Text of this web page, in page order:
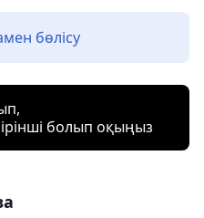
бөлісу
болып оқыңыз